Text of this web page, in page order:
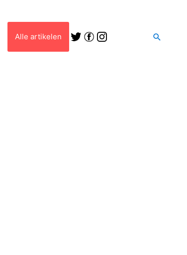
Alle artikelen Zoeken